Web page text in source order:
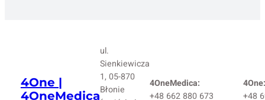
4One |
4OneMedica
ul.
Sienkiewicza
1, 05-870
Błonie
4OneMedica:
+48 662 880 673
4One:
+48